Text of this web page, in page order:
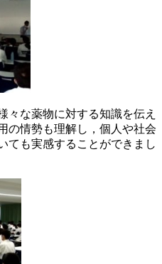
々な薬物に対する知識を伝え
の情勢も理解し，個人や社会
ても実感することができまし